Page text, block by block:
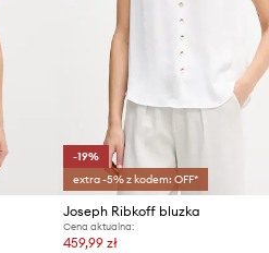
-19%
extra -5% z kodem: OFF*
Joseph Ribkoff bluzka
Cena aktualna:
459,99 zł